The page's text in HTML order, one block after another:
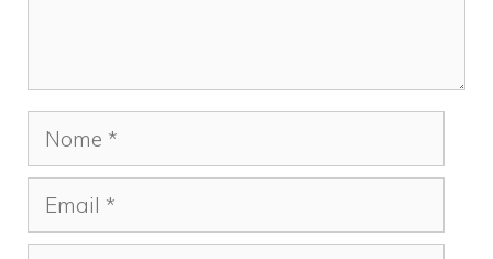
Nome
Email